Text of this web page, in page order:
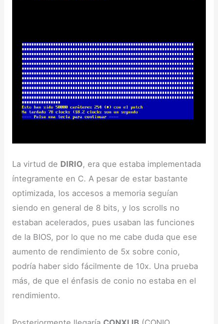
La virtud de DIRIO, era que estaba implementada
íntegramente en C. A pesar de estar bastante
optimizada, los accesos a memoria seguían
siendo en general de 8 bits, y los scrolls no
estaban acelerados, pues usaban las funciones
de la BIOS, por lo que no me cabe duda que ese
aumento de rendimiento de 5x sobre conio,
podría haber sido fácilmente de 10x. Una prueba
más, de que el énfasis de conio no estaba en el
rendimiento.